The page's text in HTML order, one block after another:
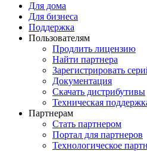
Для дома
Для бизнеса
Поддержка
Пользователям
Продлить лицензию
Найти партнера
Зарегистрировать
Документация
Скачать дистрибутивы
Техническая
Партнерам
Стать партнером
Портал для партнеров
Технологическое